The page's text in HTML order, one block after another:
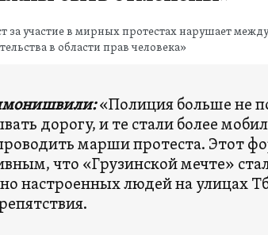
за участие в мирных протестах нарушает
в области прав человека»
«Полиция больше не
дорогу, и те стали более
марши протеста. Этот
что «Грузинской мечте»
настроенных людей на улицах